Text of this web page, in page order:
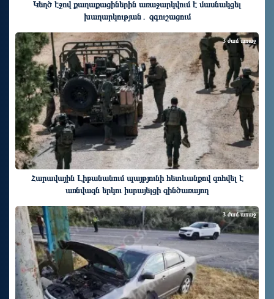
Կեղծ էջով քաղաքացիներին առաջարկվում է մասնակցել
խաղարկության․ զգուշացում
Հարավային Լիբանանում պայթյունի հետևանքով զոհվել է
առնվազն երկու իսրայելցի զինծառայող
3 ժամ առաջ
3 ժամ առաջ